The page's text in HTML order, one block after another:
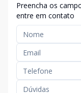
Preencha os
entre em contato